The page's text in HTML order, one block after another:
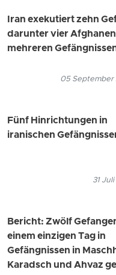
Iran exekutiert zehn
darunter vier
mehreren
05 September
Fünf Hinrichtungen in
iranischen
31
Bericht: Zwölf
einem einzigen Tag in
Gefängnissen in
Karadsch und Ahvaz